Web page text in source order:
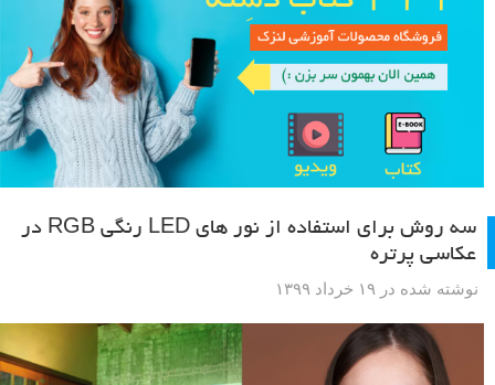
سه روش برای استفاده از نور های LED رنگی RGB در
عکاسی پرتره
نوشته شده در ۱۹ خرداد ۱۳۹۹